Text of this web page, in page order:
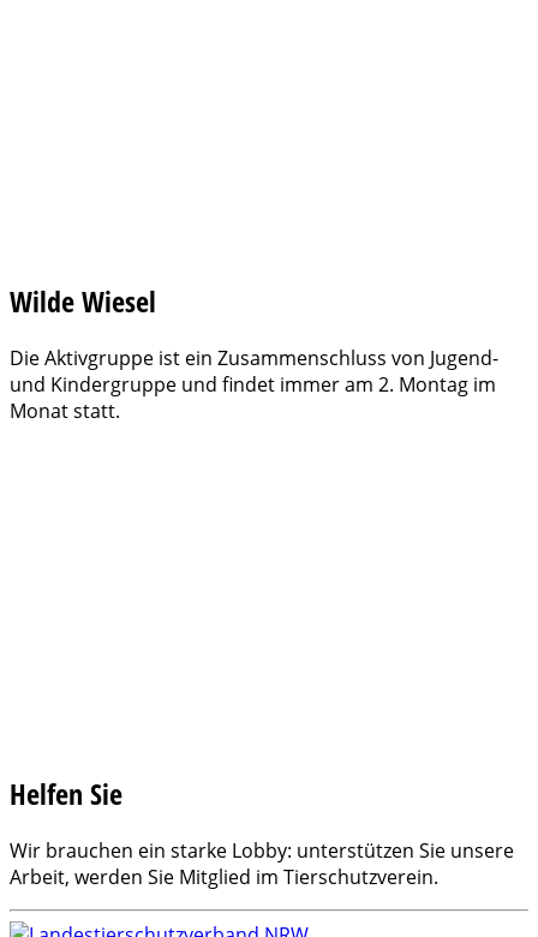
Wilde Wiesel
Die Aktivgruppe ist ein Zusammenschluss von Jugend-
und Kindergruppe und findet immer am 2. Montag im
Monat statt.
Helfen Sie
Wir brauchen ein starke Lobby: unterstützen Sie unsere
Arbeit, werden Sie Mitglied im Tierschutzverein.